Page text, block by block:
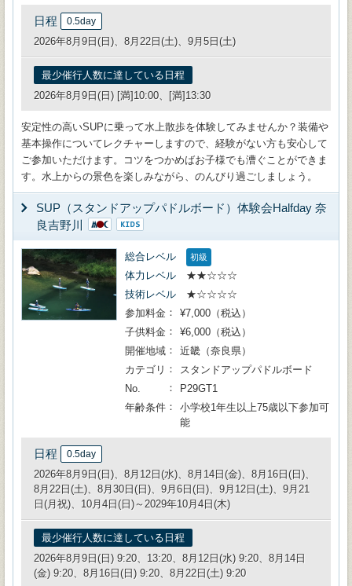
日程 0.5day
2026年8月9日(日)、8月22日(土)、9月5日(土)
最少催行人数に達している日程
2026年8月9日(日) [満]10:00、[満]13:30
安定性の高いSUPに乗って水上散歩を体験してみませんか？装備や
基本操作についてレクチャーしますので、経験がない方も安心して
ご参加いただけます。コツをつかめばお子様でも漕ぐことができま
す。水上からの景色を楽しみながら、のんびり過ごしましょう。
SUP（スタンドアップパドルボード）体験会Halfday 奈
良吉野川
総合レベル 初級
体力レベル
★★☆☆☆
技術レベル
★☆☆☆☆
参加料金
¥7,000（税込）
子供料金
¥6,000（税込）
開催地域
近畿（奈良県）
カテゴリ
スタンドアップパドルボード
No.
P29GT1
年齢条件
小学校1年生以上75歳以下参加可
能
日程 0.5day
2026年8月9日(日)、8月12日(水)、8月14日(金)、8月16日(日)、
8月22日(土)、8月30日(日)、9月6日(日)、9月12日(土)、9月21
日(月祝)、10月4日(日)～2029年10月4日(木)
最少催行人数に達している日程
2026年8月9日(日) 9:20、13:20、8月12日(水) 9:20、8月14日
(金) 9:20、8月16日(日) 9:20、8月22日(土) 9:20